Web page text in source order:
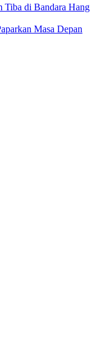
Tiba di Bandara Hang
Masa Depan